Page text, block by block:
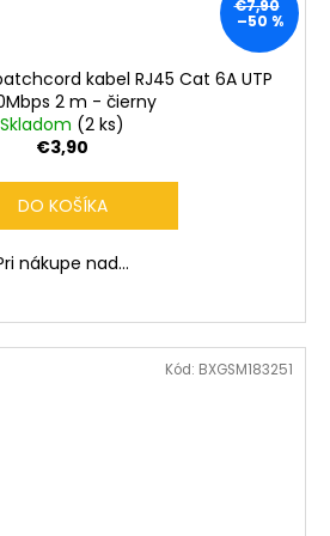
€7,90
–50 %
kabel RJ45 Cat 6A UTP
2 m - čierny
Skladom (2 ks)
€3,90
DO KOŠÍKA
nákupe nad...
Kód: BXGSM183251